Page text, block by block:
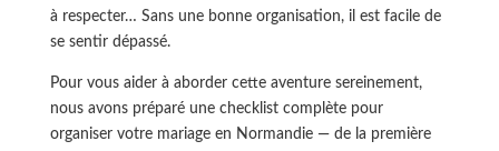
à respecter… Sans une bonne organisation, il est facile de
se sentir dépassé.
Pour vous aider à aborder cette aventure sereinement,
nous avons préparé une checklist complète pour
organiser votre mariage en Normandie — de la première